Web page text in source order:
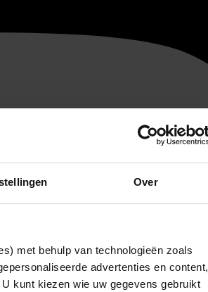
Over
met behulp van technologieën zoals
advertenties en content,
kunt kiezen wie uw gegevens gebruikt